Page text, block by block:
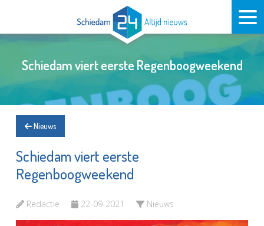
Schiedam viert eerste Regenboogweekend
Nieuws
Schiedam viert eerste
Regenboogweekend
Redactie 22-09-2021 Nieuws